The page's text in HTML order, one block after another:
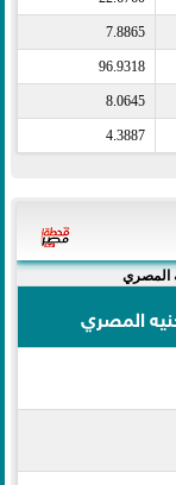
7.8865
96.9318
8.0645
4.3887
المصري
المصري